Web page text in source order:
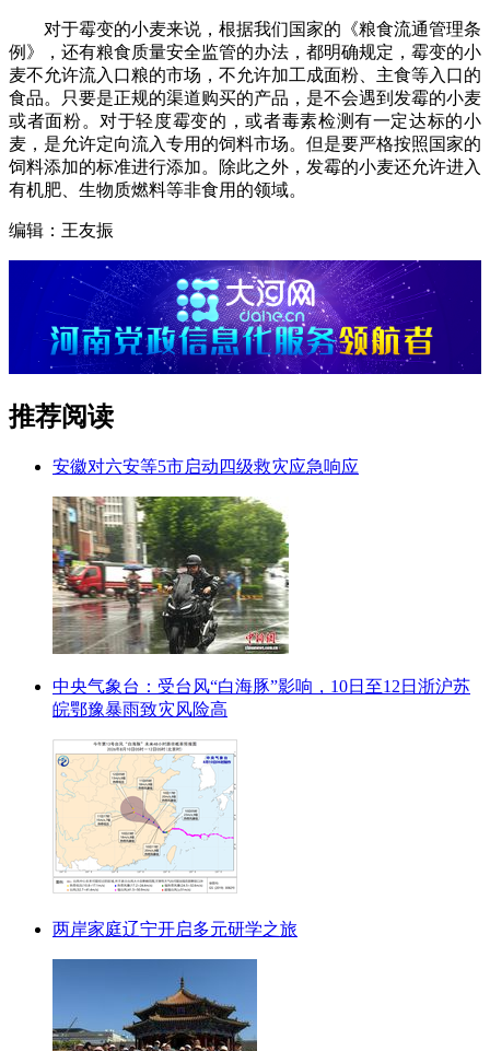
对于霉变的小麦来说，根据我们国家的《粮食流通管理条
例》，还有粮食质量安全监管的办法，都明确规定，霉变的小
麦不允许流入口粮的市场，不允许加工成面粉、主食等入口的
食品。只要是正规的渠道购买的产品，是不会遇到发霉的小麦
或者面粉。对于轻度霉变的，或者毒素检测有一定达标的小
麦，是允许定向流入专用的饲料市场。但是要严格按照国家的
饲料添加的标准进行添加。除此之外，发霉的小麦还允许进入
有机肥、生物质燃料等非食用的领域。
编辑：王友振
推荐阅读
安徽对六安等5市启动四级救灾应急响应
中央气象台：受台风“白海豚”影响，10日至12日浙沪苏
皖鄂豫暴雨致灾风险高
两岸家庭辽宁开启多元研学之旅